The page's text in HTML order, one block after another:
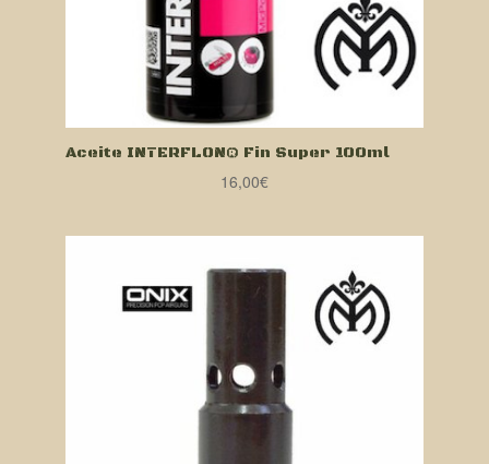
Aceite INTERFLON® Fin Super 100ml
16,00€